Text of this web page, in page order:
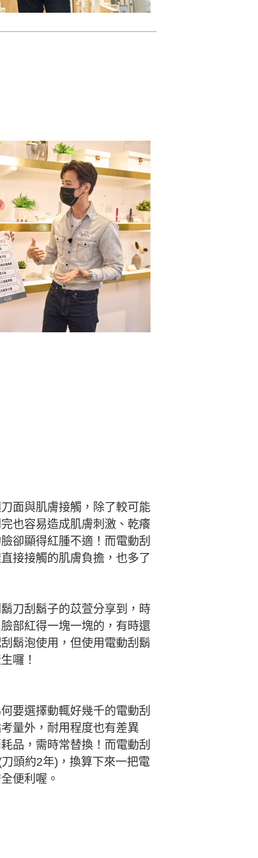
面與肌膚接觸，除了較可能
也容易造成肌膚刺激、乾癢
卻顯得紅腫不適！而電動刮
接接觸的肌膚負擔，也多了
刀刮鬍子的苡萱分享到，時
部紅得一塊一塊的，有時還
鬍泡使用，但使用電動刮鬍
囉！
要選擇動輒好幾千的電動刮
量外，耐用程度也有差異
品，需時常替換！而電動刮
頭約2年)，換算下來一把電
便利喔。